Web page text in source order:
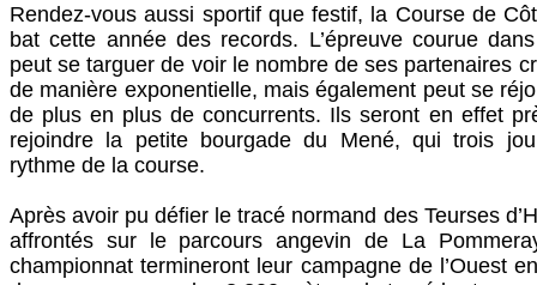
Rendez-vous aussi sportif que festif, la Course de
bat cette année des records. L’épreuve courue
peut se targuer de voir le nombre de ses partenaires
de manière exponentielle, mais également peut se
de plus en plus de concurrents. Ils seront en effet
rejoindre la petite bourgade du Mené, qui trois
rythme de la course.
Après avoir pu défier le tracé normand des Teurses
affrontés sur le parcours angevin de La
championnat termineront leur campagne de l’Ouest